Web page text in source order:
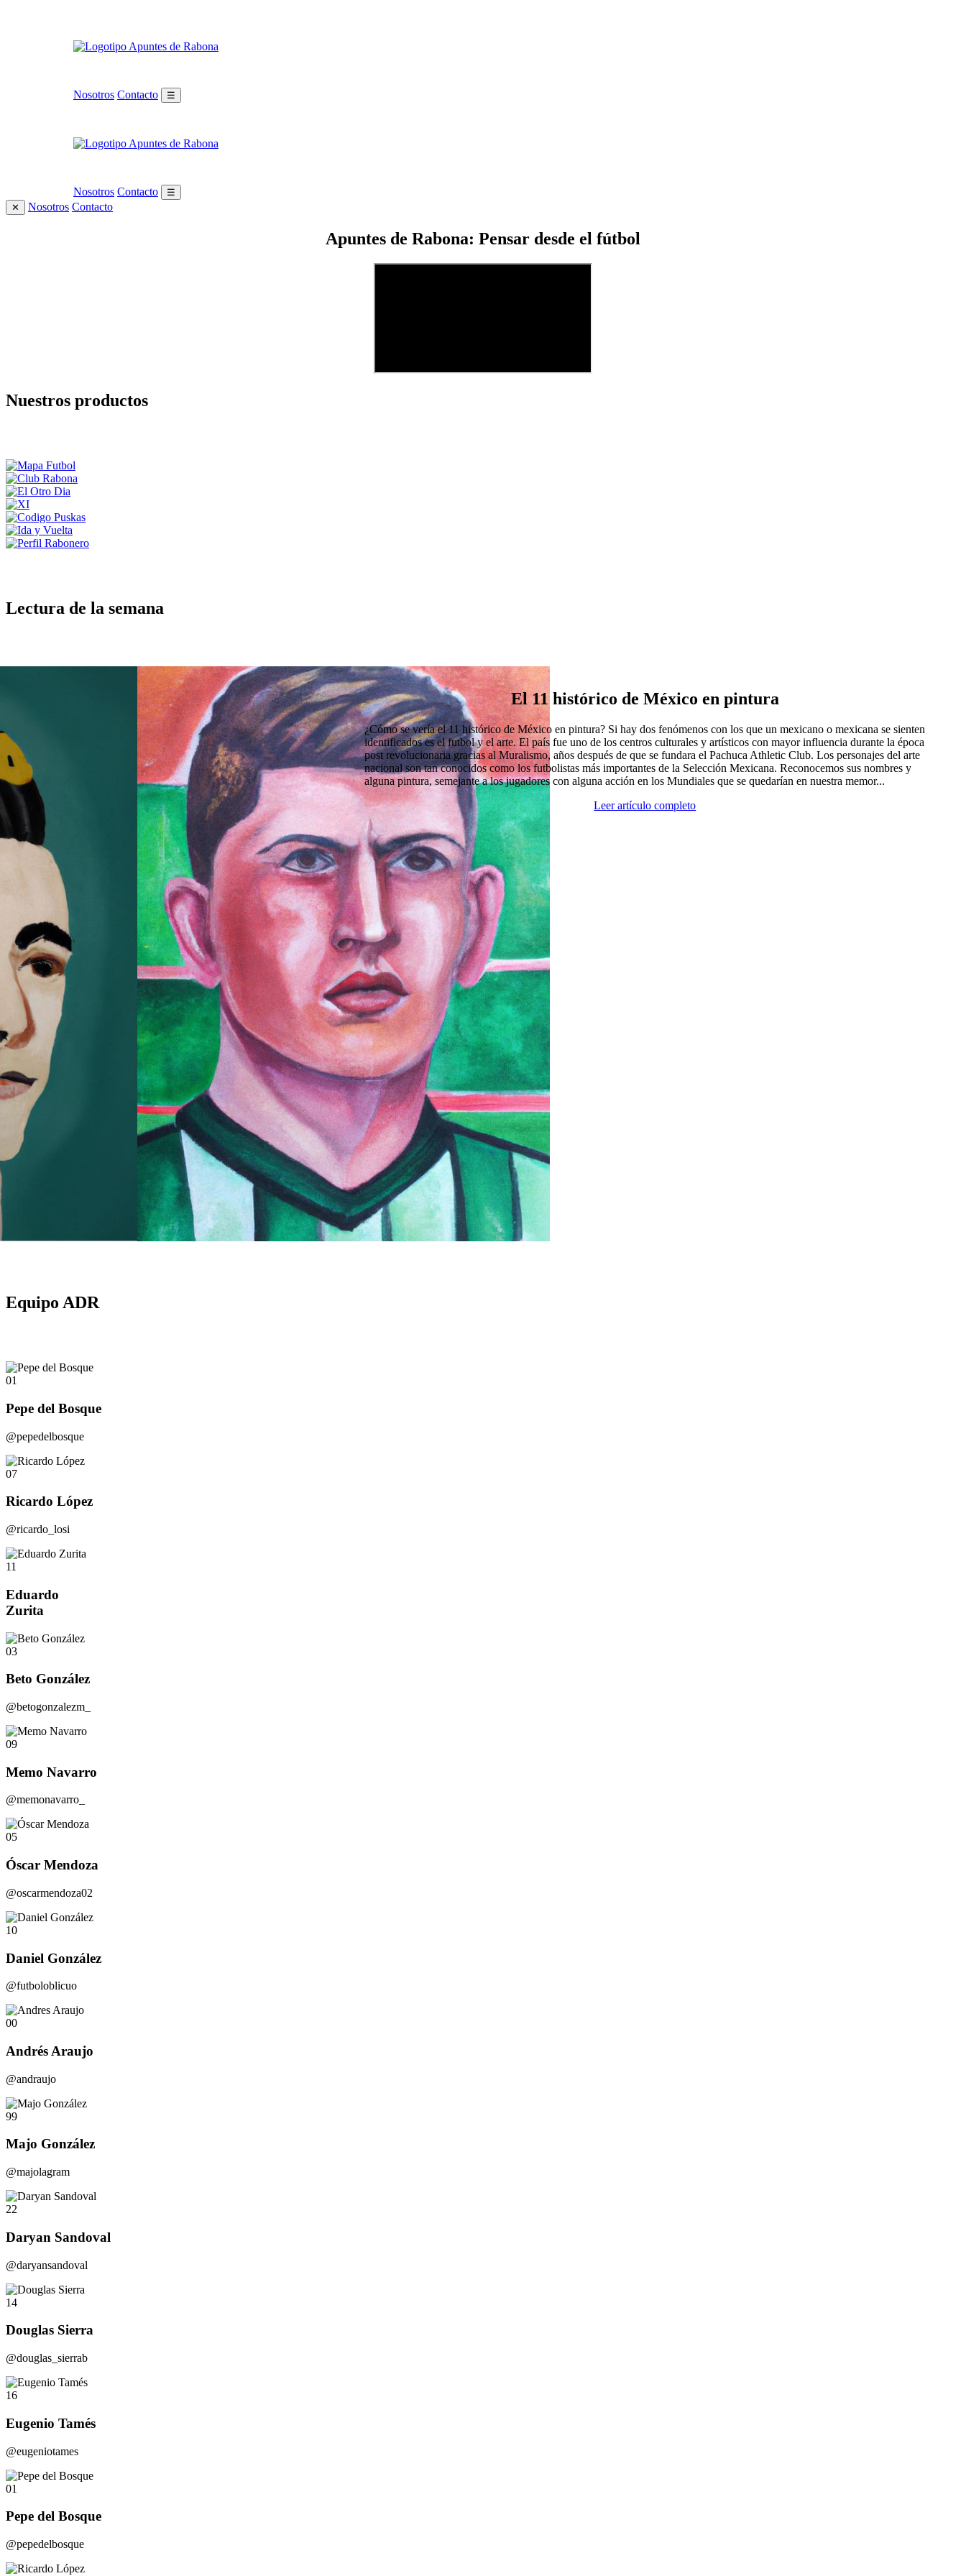
Nosotros Contacto ☰
Nosotros Contacto
☰
✕
Nosotros Contacto
Apuntes de Rabona: Pensar desde el fútbol
Nuestros productos
Lectura de la semana
El 11 histórico de México en pintura
¿Cómo se vería el 11 histórico de México en pintura? Si hay dos fenómenos con los que un mexicano o mexicana se sienten
identificados es el futbol y el arte. El país fue uno de los centros culturales y artísticos con mayor influencia durante la época
post revolucionaria gracias al Muralismo, años después de que se fundara el Pachuca Athletic Club. Los personajes del arte
nacional son tan conocidos como los futbolistas más importantes de la Selección Mexicana. Reconocemos sus nombres y
alguna pintura, semejante a los jugadores con alguna acción en los Mundiales que se quedarían en nuestra memor...
Leer artículo completo
Equipo ADR
01
Pepe del Bosque
@pepedelbosque
07
Ricardo López
@ricardo_losi
11
Eduardo
Zurita
03
Beto González
@betogonzalezm_
09
Memo Navarro
@memonavarro_
05
Óscar Mendoza
@oscarmendoza02
10
Daniel González
@futboloblicuo
00
Andrés Araujo
@andraujo
99
Majo González
@majolagram
22
Daryan Sandoval
@daryansandoval
14
Douglas Sierra
@douglas_sierrab
16
Eugenio Tamés
@eugeniotames
01
Pepe del Bosque
@pepedelbosque